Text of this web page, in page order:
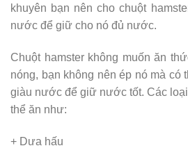
khuyên bạn nên cho chuột
nước để giữ cho nó đủ nước.
Chuột hamster không muốn ăn
nóng, bạn không nên ép nó mà có
giàu nước để giữ nước tốt. Các
thể ăn như:
+ Dưa hấu